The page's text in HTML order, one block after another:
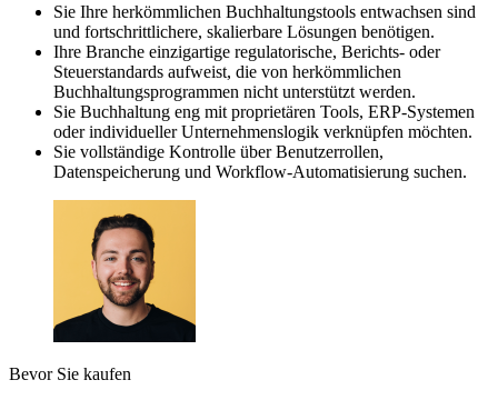
Sie Ihre herkömmlichen Buchhaltungstools entwachsen sind
und fortschrittlichere, skalierbare Lösungen benötigen.
Ihre Branche einzigartige regulatorische, Berichts- oder
Steuerstandards aufweist, die von herkömmlichen
Buchhaltungsprogrammen nicht unterstützt werden.
Sie Buchhaltung eng mit proprietären Tools, ERP-Systemen
oder individueller Unternehmenslogik verknüpfen möchten.
Sie vollständige Kontrolle über Benutzerrollen,
Datenspeicherung und Workflow-Automatisierung suchen.
Bevor Sie kaufen